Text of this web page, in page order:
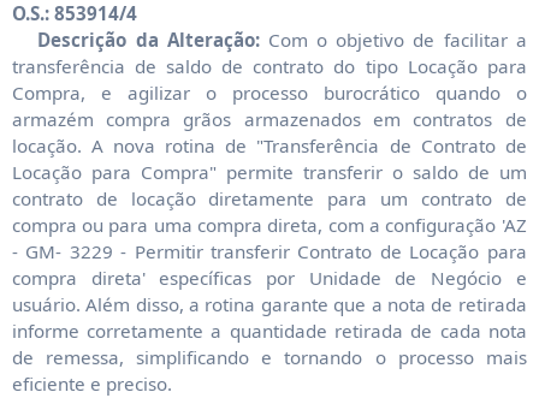
O.S.: 853914/4
Descrição da Alteração:Com o objetivo de facilitar a
transferência de saldo de contrato do tipo Locação para
Compra, e agilizar o processo burocrático quando o
armazém compra grãos armazenados em contratos de
locação. A nova rotina de "Transferência de Contrato de
Locação para Compra" permite transferir o saldo de um
contrato de locação diretamente para um contrato de
compra ou para uma compra direta, com a configuração 'AZ
- GM- 3229 - Permitir transferir Contrato de Locação para
compra direta' específicas por Unidade de Negócio e
usuário. Além disso, a rotina garante que a nota de retirada
informe corretamente a quantidade retirada de cada nota
de remessa, simplificando e tornando o processo mais
eficiente e preciso.